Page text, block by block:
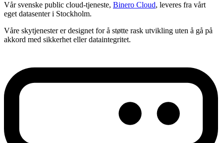
Vår svenske public cloud-tjeneste, Binero Cloud, leveres fra vårt
eget datasenter i Stockholm.
Våre skytjenester er designet for å støtte rask utvikling uten å gå på
akkord med sikkerhet eller dataintegritet.